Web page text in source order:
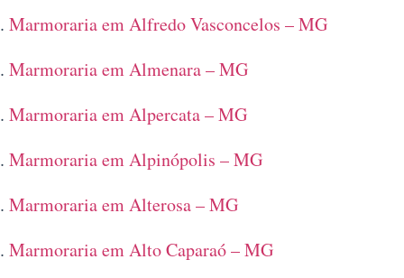
Marmoraria em Alfredo Vasconcelos – MG
Marmoraria em Almenara – MG
Marmoraria em Alpercata – MG
Marmoraria em Alpinópolis – MG
Marmoraria em Alterosa – MG
Marmoraria em Alto Caparaó – MG